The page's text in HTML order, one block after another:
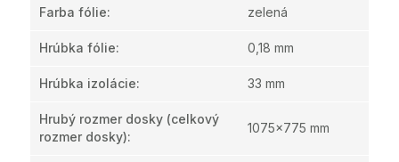
Farba fólie: zelená
Hrúbka fólie: 0,18 mm
Hrúbka izolácie: 33 mm
Hrubý rozmer dosky (celkový
rozmer dosky):
1075x775 mm